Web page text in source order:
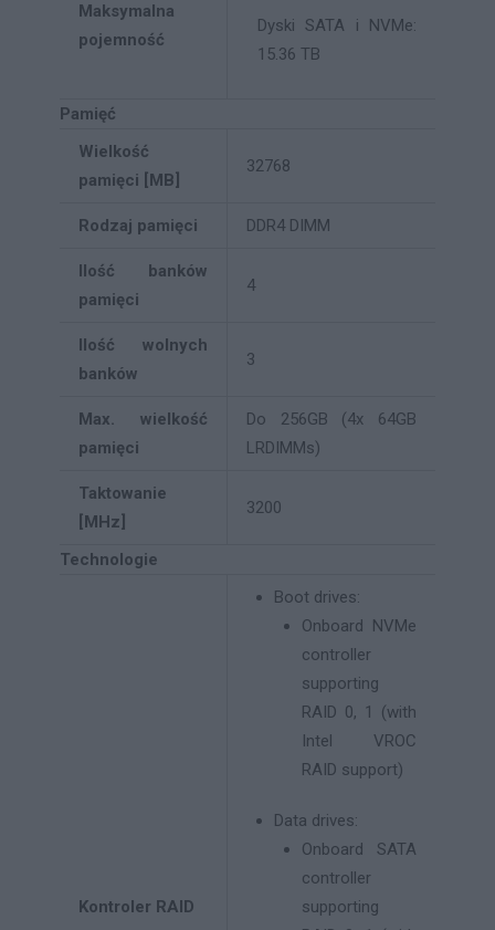
Maksymalna
pojemność
Dyski SATA i NVMe:
15.36 TB
Pamięć
Wielkość
pamięci [MB]
32768
Rodzaj pamięci DDR4 DIMM
Ilość banków
pamięci
4
Ilość wolnych
banków
3
Max. wielkość
pamięci
Do 256GB (4x 64GB
LRDIMMs)
Taktowanie
[MHz]
3200
Technologie
Kontroler RAID
Boot drives:
Onboard NVMe
controller
supporting
RAID 0, 1 (with
Intel VROC
RAID support)
Data drives:
Onboard SATA
controller
supporting